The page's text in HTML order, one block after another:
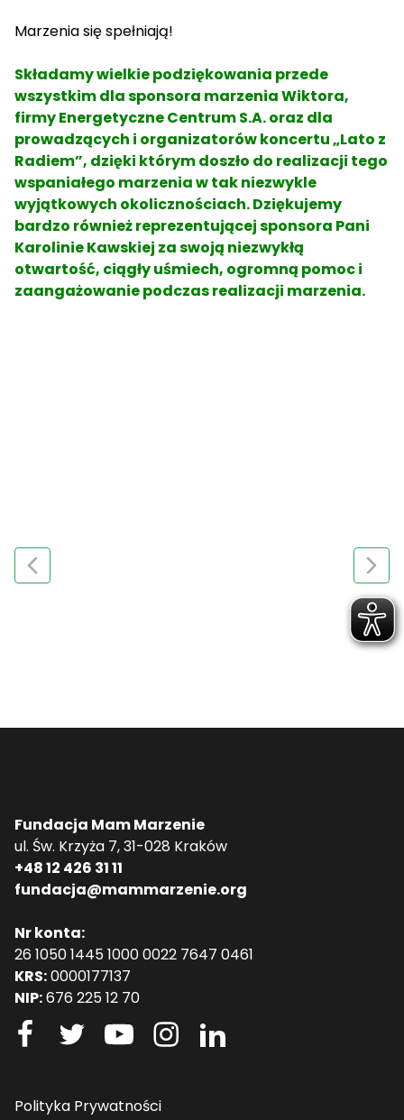
Marzenia się spełniają!
Składamy wielkie podziękowania przede
wszystkim dla sponsora marzenia Wiktora,
firmy Energetyczne Centrum S.A. oraz dla
prowadzących i organizatorów koncertu „Lato z
Radiem”, dzięki którym doszło do realizacji tego
wspaniałego marzenia w tak niezwykle
wyjątkowych okolicznościach. Dziękujemy
bardzo również reprezentującej sponsora Pani
Karolinie Kawskiej za swoją niezwykłą
otwartość, ciągły uśmiech, ogromną pomoc i
zaangażowanie podczas realizacji marzenia.
Fundacja Mam Marzenie
ul. Św. Krzyża 7, 31-028 Kraków
+48 12 426 31 11
fundacja@mammarzenie.org
Nr konta:
26 1050 1445 1000 0022 7647 0461
KRS:0000177137
NIP:676 225 12 70
Polityka Prywatności